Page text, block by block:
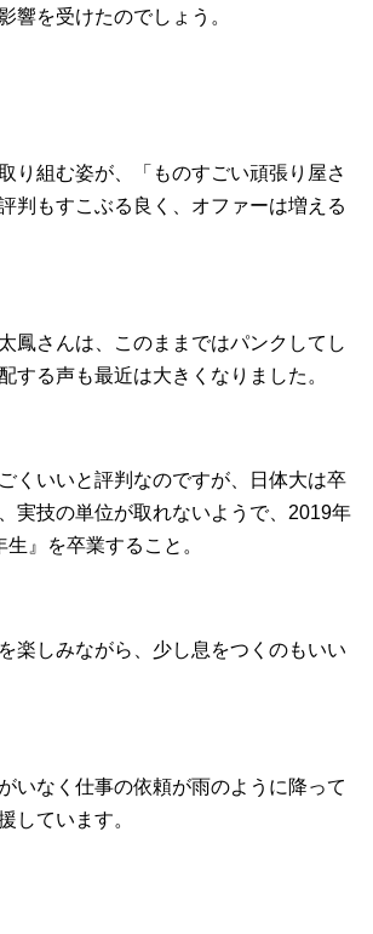
響を受けたのでしょう。
り組む姿が、「ものすごい頑張り屋さ
判もすこぶる良く、オファーは増える
鳳さんは、このままではパンクしてし
する声も最近は大きくなりました。
くいいと評判なのですが、日体大は卒
実技の単位が取れないようで、2019年
』を卒業すること。
楽しみながら、少し息をつくのもいい
いなく仕事の依頼が雨のように降って
しています。